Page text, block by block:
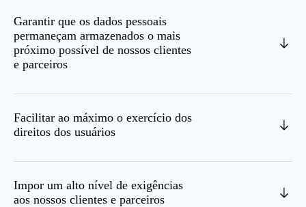
Garantir que os dados pessoais
permaneçam armazenados o mais
próximo possível de nossos clientes
e parceiros
Facilitar ao máximo o exercício dos
direitos dos usuários
Impor um alto nível de exigências
aos nossos clientes e parceiros